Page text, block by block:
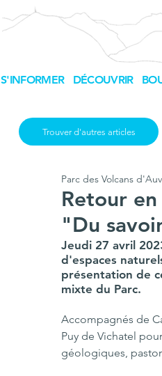
S'INFORMER DÉCOUVRIR
Retour
"Du
Parc des Volcans
Jeudi 27 avril
d'espaces
présentation de
mixte du Parc.
Accompagnés de
Puy de Vichatel
géologiques,
Trouver d'autres articles